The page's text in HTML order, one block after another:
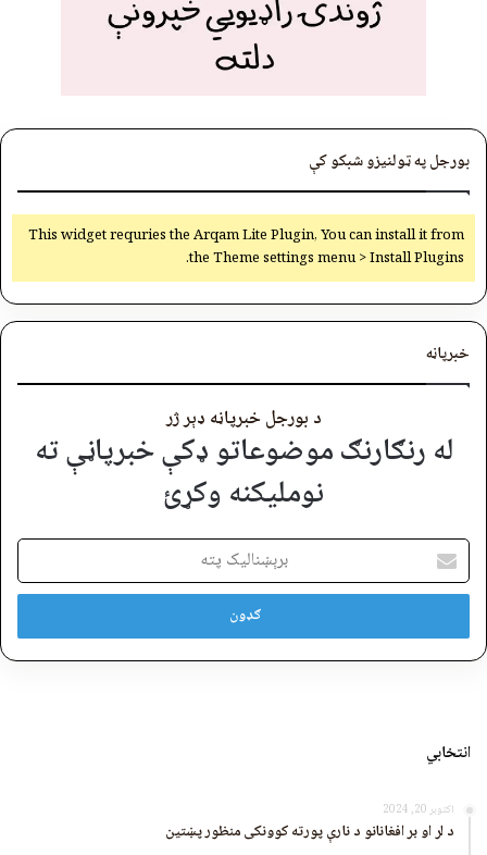
بورجل په ټولنیزو شبکو کې
This widget requries the Arqam Lite Plugin, You can install it from
the Theme settings menu > Install Plugins.
خبرپاڼه
د بورجل خبرپاڼه ډېر ژر
له رنګارنګ موضوعاتو ډکې خبرپاڼې ته
نوملیکنه وکړئ
برېښنالیک
پته
انتخابي
اکتوبر 20, 2024
د لر او بر افغانانو د نارې پورته کوونکی منظور پښتین